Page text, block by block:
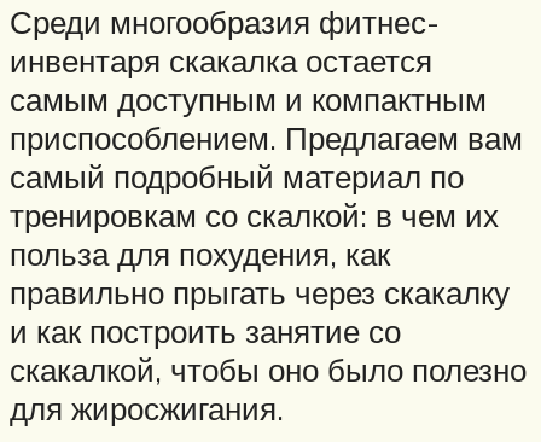
Среди многообразия фитнес-
инвентаря скакалка остается
самым доступным и компактным
приспособлением. Предлагаем вам
самый подробный материал по
тренировкам со скалкой: в чем их
польза для похудения, как
правильно прыгать через скакалку
и как построить занятие со
скакалкой, чтобы оно было полезно
для жиросжигания.